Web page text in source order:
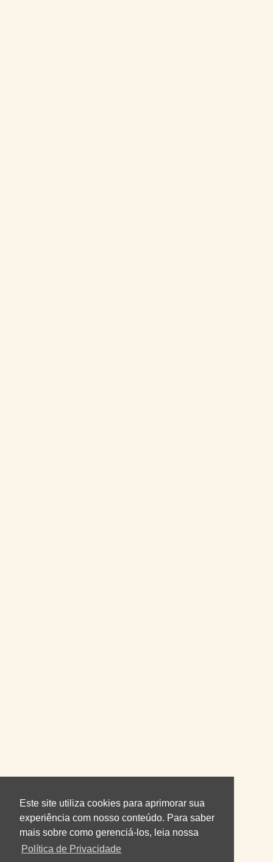
Este site utiliza cookies para aprimorar sua
experiência com nosso conteúdo. Para saber
mais sobre como gerenciá-los, leia nossa
Política de Privacidade